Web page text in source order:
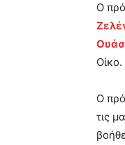
Ο
Οίκο.
Ο
τις